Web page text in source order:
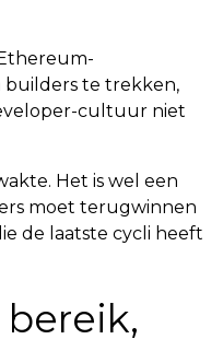
te trekken,
cultuur niet
Het is wel een
moet terugwinnen
de laatste cycli heeft